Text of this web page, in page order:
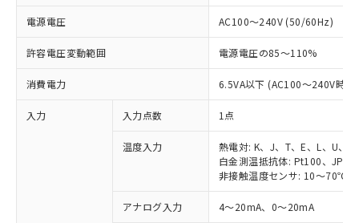
電源電圧 AC100～240V (50/60Hz)
許容電圧変動範囲 電源電圧の85～110%
消費電力 6.5VA以下 (AC100～240V時)
入力 入力点数 1点
温度入力
熱電対: K、J、T、E、L、U、
白金測温抵抗体: Pt100、
非接触温度センサ: 10～70℃
アナログ入力 4～20mA、0～20mA